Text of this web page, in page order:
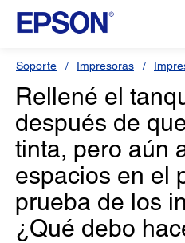
Soporte Impresoras
Rellené el
después de
tinta, pero aún
espacios en el
prueba de los
¿Qué debo